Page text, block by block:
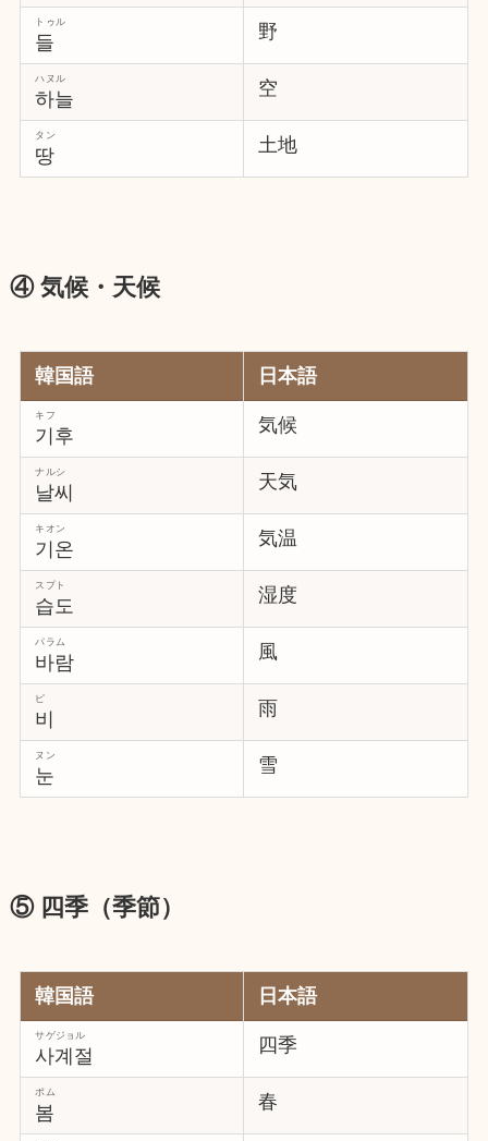
들
トゥル 野
하늘
ハヌル 空
땅
タン 土地
④ 気候・天候
韓国語 日本語
기후
キフ 気候
날씨
ナルシ 天気
기온
キオン 気温
습도
スプト 湿度
바람
パラム 風
비
ピ 雨
눈
ヌン 雪
⑤ 四季（季節）
韓国語 日本語
사계절
サゲジョル 四季
봄
ポム 春